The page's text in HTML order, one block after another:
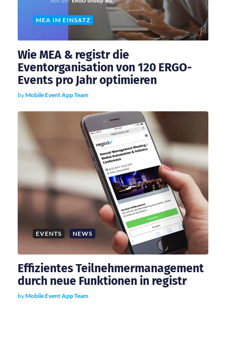
MEA IM EINSATZ
Wie MEA & registr die
Eventorganisation von 120 ERGO-
Events pro Jahr optimieren
byMobile Event App Team
EVENTS NEWS
Effizientes Teilnehmermanagement
durch neue Funktionen in registr
byMobile Event App Team